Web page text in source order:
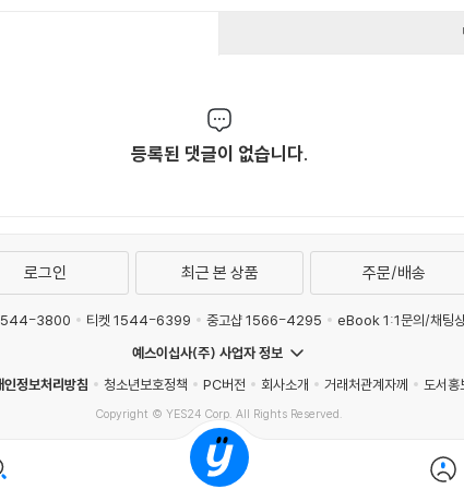
등록된 댓글이 없습니다.
로그인 최근 본 상품 주문/배송
3800 티켓 1544-6399 중고샵 1566-4295
eBook 1:1문의/채팅
예스이십사(주) 사업자 정보
인정보처리방침 청소년보호정책 PC버전 회사소개 거래처관계자께 도서홍
Copyright © YES24 Corp. All Rights Reserved.